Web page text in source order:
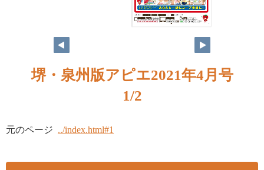
1
堺・泉州版アピエ2021年4月号
1/2
元のページ ../index.html#1